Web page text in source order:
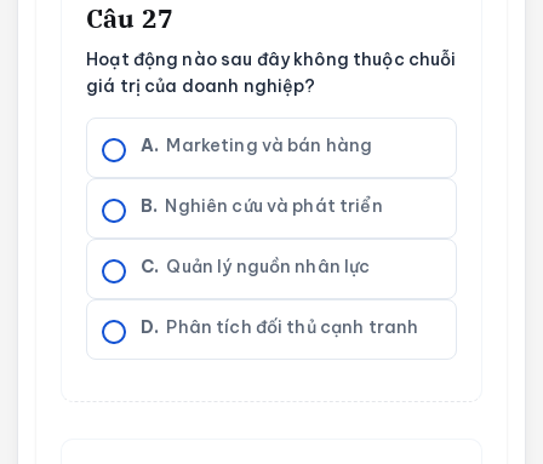
Câu 27
Hoạt động nào sau đây không thuộc chuỗi
giá trị của doanh nghiệp?
A. Marketing và bán hàng
B. Nghiên cứu và phát triển
C. Quản lý nguồn nhân lực
D. Phân tích đối thủ cạnh tranh